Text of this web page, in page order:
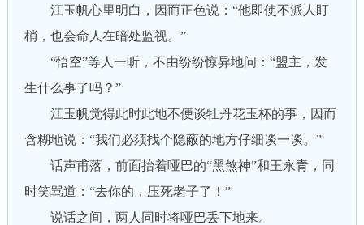
江玉帆心里明白，因而正色说：“他即使不派人盯
梢，也会命人在暗处监视。”
“悟空”等人一听，不由纷纷惊异地问：“盟主，发
生什么事了吗？”
江玉帆觉得此时此地不便谈牡丹花玉杯的事，因而
含糊地说：“我们必须找个隐蔽的地方仔细谈一谈。”
话声甫落，前面抬着哑巴的“黑煞神”和王永青，同
时笑骂道：“去你的，压死老子了！”
说话之间，两人同时将哑巴丢下地来。